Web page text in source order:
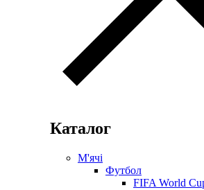
Каталог
М'ячі
Футбол
FIFA World